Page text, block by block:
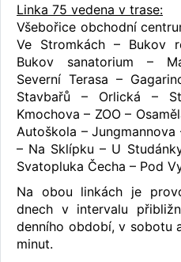
Linka 75 vedena v trase:
Všebořice obchodní
Ve Stromkách – Bukov
Bukov sanatorium –
Severní Terasa –
Stavbařů – Orlická –
Kmochova – ZOO –
Autoškola – Jungmannova
– Na Sklípku – U
Svatopluka Čecha – Pod
Na obou linkách je
dnech v intervalu
denního období, v sobotu
minut.